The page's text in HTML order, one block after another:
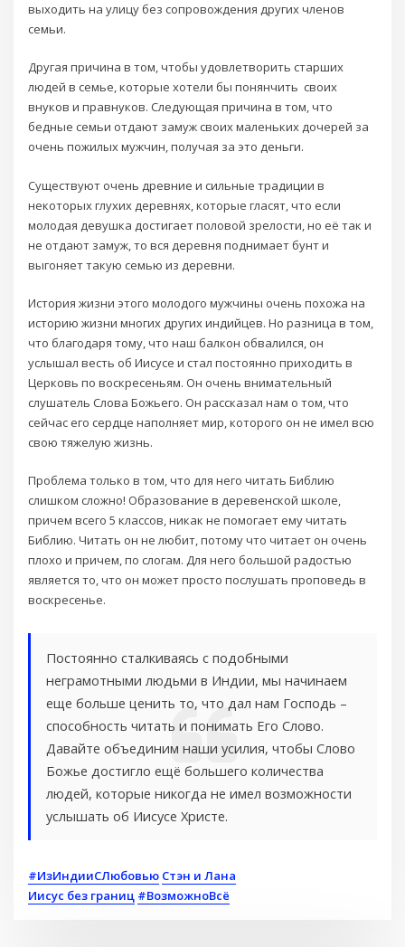
выходить на улицу без сопровождения других членов
семьи.
Другая причина в том, чтобы удовлетворить старших
людей в семье, которые хотели бы понянчить своих
внуков и правнуков. Следующая причина в том, что
бедные семьи отдают замуж своих маленьких дочерей за
очень пожилых мужчин, получая за это деньги.
Существуют очень древние и сильные традиции в
некоторых глухих деревнях, которые гласят, что если
молодая девушка достигает половой зрелости, но её так и
не отдают замуж, то вся деревня поднимает бунт и
выгоняет такую семью из деревни.
История жизни этого молодого мужчины очень похожа на
историю жизни многих других индийцев. Но разница в том,
что благодаря тому, что наш балкон обвалился, он
услышал весть об Иисусе и стал постоянно приходить в
Церковь по воскресеньям. Он очень внимательный
слушатель Слова Божьего. Он рассказал нам о том, что
сейчас его сердце наполняет мир, которого он не имел всю
свою тяжелую жизнь.
Проблема только в том, что для него читать Библию
слишком сложно! Образование в деревенской школе,
причем всего 5 классов, никак не помогает ему читать
Библию. Читать он не любит, потому что читает он очень
плохо и причем, по слогам. Для него большой радостью
является то, что он может просто послушать проповедь в
воскресенье.
Постоянно сталкиваясь с подобными
неграмотными людьми в Индии, мы начинаем
еще больше ценить то, что дал нам Господь –
способность читать и понимать Его Слово.
Давайте объединим наши усилия, чтобы Слово
Божье достигло ещё большего количества
людей, которые никогда не имел возможности
услышать об Иисусе Христе.
#ИзИндииСЛюбовью Стэн и Лана
Иисус без границ #ВозможноВсё